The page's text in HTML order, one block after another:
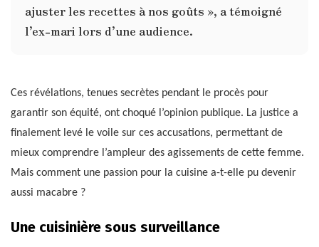
ajuster les recettes à nos goûts », a témoigné
l’ex-mari lors d’une audience.
Ces révélations, tenues secrètes pendant le procès pour
garantir son équité, ont choqué l’opinion publique. La justice a
finalement levé le voile sur ces accusations, permettant de
mieux comprendre l’ampleur des agissements de cette femme.
Mais comment une passion pour la cuisine a-t-elle pu devenir
aussi macabre ?
Une cuisinière sous surveillance